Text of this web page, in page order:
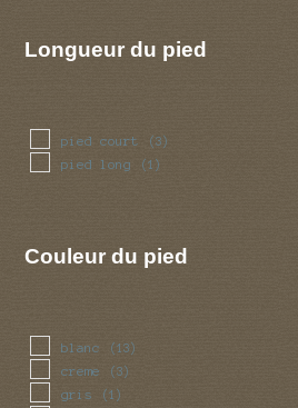
Longueur du pied
pied court (3)
pied long (1)
Couleur du pied
blanc (13)
creme (3)
gris (1)